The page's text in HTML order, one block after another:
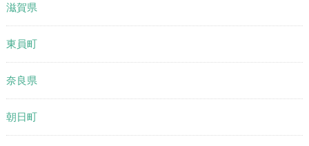
滋賀県
東員町
奈良県
朝日町